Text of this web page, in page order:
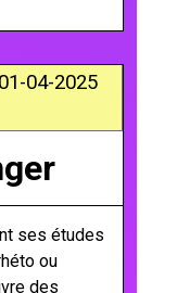
04-2025
ses études
ou
des